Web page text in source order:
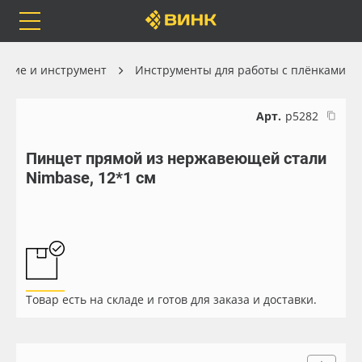
Каталог
Бренды
Доставка
Весь каталог
Самоклеящиеся плёнки
Листовые материалы
и инструмент Инструменты для работы с плёнками
Арт. р5282
Пинцет прямой из нержавеющей стали
Nimbase, 12*1 см
Товар есть на складе и готов для заказа и доставки.